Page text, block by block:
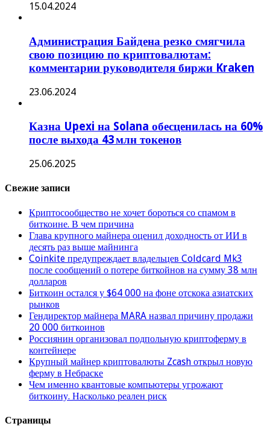
15.04.2024
Администрация Байдена резко смягчила
свою позицию по криптовалютам:
комментарии руководителя биржи Kraken
23.06.2024
Казна Upexi на Solana обесценилась на 60%
после выхода 43 млн токенов
25.06.2025
Свежие записи
Криптосообщество не хочет бороться со спамом в
биткоине. В чем причина
Глава крупного майнера оценил доходность от ИИ в
десять раз выше майнинга
Coinkite предупреждает владельцев Coldcard Mk3
после сообщений о потере биткойнов на сумму 38 млн
долларов
Биткоин остался у $64 000 на фоне отскока азиатских
рынков
Гендиректор майнера MARA назвал причину продажи
20 000 биткоинов
Россиянин организовал подпольную криптоферму в
контейнере
Крупный майнер криптовалюты Zcash открыл новую
ферму в Небраске
Чем именно квантовые компьютеры угрожают
биткоину. Насколько реален риск
Страницы